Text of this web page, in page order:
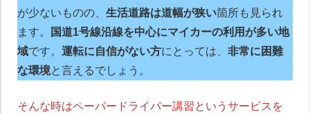
が少ないものの、 生活道路は道幅が狭い箇所も見られ
ます。
国道1号線沿線を中心にマイカーの利用が多い地
域です。 運転に自信がない方にとっては、 非常に困難
な環境と言えるでしょう。
そんな時はペーパードライバー講習というサービスを